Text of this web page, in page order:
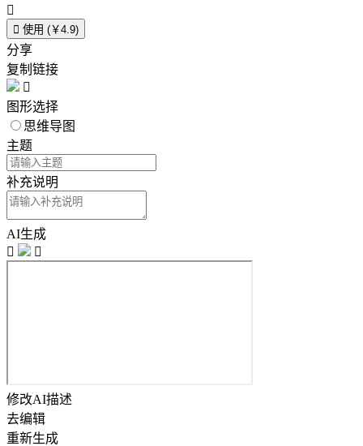

 使用 (￥4.9)
分享
复制链接

图形选择
思维导图
主题
补充说明
AI生成


修改AI描述
去编辑
重新生成